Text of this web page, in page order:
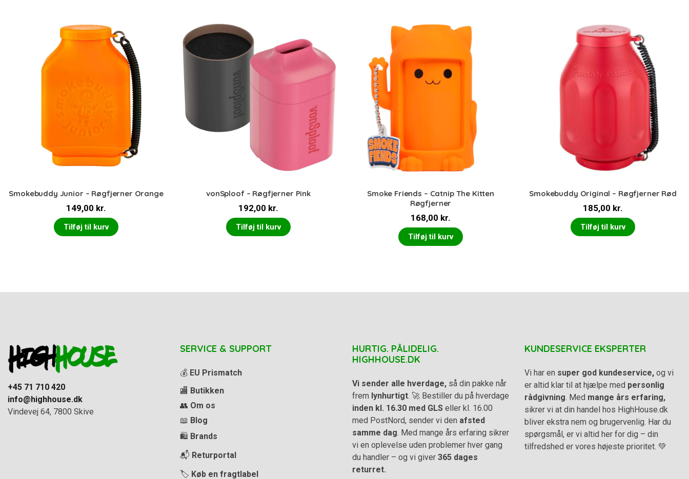
Smokebuddy Junior – Røgfjerner Orange
149,00 kr.
Tilføj til kurv
vonSploof – Røgfjerner Pink
192,00 kr.
Tilføj til kurv
Smoke Friends – Catnip The Kitten
Røgfjerner
168,00 kr.
Tilføj til kurv
Smokebuddy Original – Røgfjerner Rød
185,00 kr.
Tilføj til kurv
+45 71 710 420
info@highhouse.dk
Vindevej 64, 7800 Skive
SERVICE & SUPPORT
💰 EU Prismatch
🏬 Butikken
👥 Om os
📖 Blog
🛍️ Brands
📬 Returportal
🏷️ Køb en fragtlabel
HURTIG. PÅLIDELIG.
HIGHHOUSE.DK
Vi sender alle hverdage, så din pakke når
frem lynhurtigt . 🚀 Bestiller du på hverdage
inden kl. 16.30 med GLS eller kl. 16.00
med PostNord, sender vi den afsted
samme dag . Med mange års erfaring sikrer
vi en oplevelse uden problemer hver gang
du handler – og vi giver 365 dages
returret.
KUNDESERVICE EKSPERTER
Vi har en super god kundeservice, og vi
er altid klar til at hjælpe med personlig
rådgivning . Med mange års erfaring,
sikrer vi at din handel hos HighHouse.dk
bliver ekstra nem og brugervenlig. Har du
spørgsmål, er vi altid her for dig – din
tilfredshed er vores højeste prioritet. 💚